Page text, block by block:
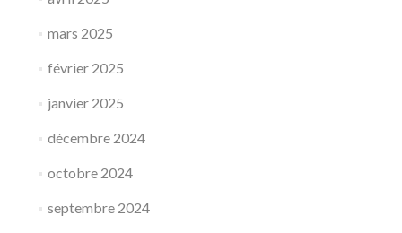
mars 2025
février 2025
janvier 2025
décembre 2024
octobre 2024
septembre 2024